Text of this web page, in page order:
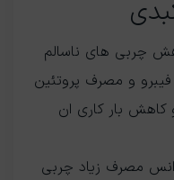
چربی های ناسالم
و مصرف پروتئین
کاهش بار کاری ان
مصرف زیاد چربی